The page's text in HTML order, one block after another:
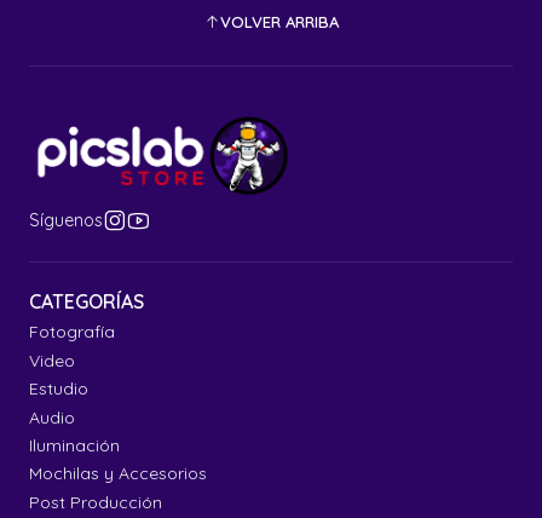
VOLVER ARRIBA
Síguenos
CATEGORÍAS
Fotografía
Video
Estudio
Audio
Iluminación
Mochilas y Accesorios
Post Producción